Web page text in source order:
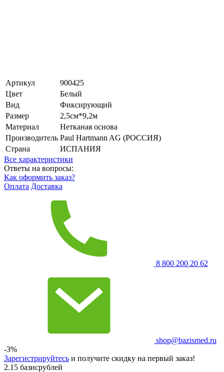
Артикул
900425
Цвет
Белый
Вид
Фиксирующий
Размер
2,5см*9,2м
Материал
Нетканая основа
Производитель Paul Hartmann AG (РОССИЯ)
Страна
ИСПАНИЯ
Все характеристики
Ответы на вопросы:
Как оформить заказ?
Оплата Доставка
8 800 200 20 62
shop@bazismed.ru
-3%
Зарегистрируйтесь и получите скидку на первый заказ!
2.15 базисрублей